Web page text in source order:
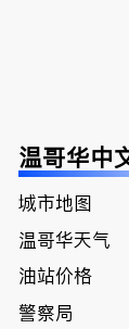
温哥华中
城市地图
温哥华天气
油站价格
警察局